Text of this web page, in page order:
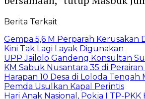
Berita Terkait
Gempa 5,6 M Perparah Kerusakan
Kini Tak Lagi Layak Digunakan
UPP Jailolo Gandeng Konsultan
KM Sabuk Nusantara 35 di
Harapan 10 Desa di Loloda Tengah
Pemda Usulkan Kapal Perintis
Hari Anak Nasional, Pokja I TP-